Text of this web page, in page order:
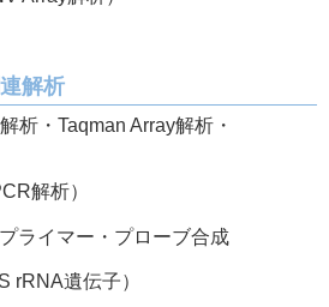
解析
析・Taqman Array解析・
解析）
ライマー・プローブ合成
rRNA遺伝子）